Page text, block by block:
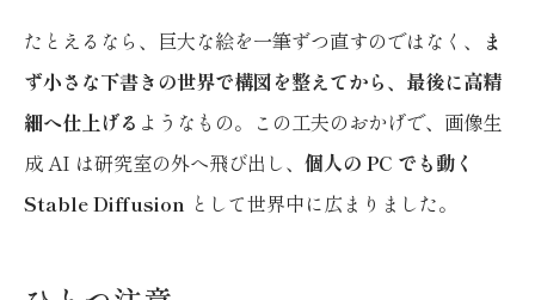
たとえるなら、巨大な絵を一筆ずつ直すのではなく、
ま
ず小さな下書きの世界で構図を整えてから、最後に高精
細へ仕上げる ようなもの。この工夫のおかげで、画像生
成 AI は研究室の外へ飛び出し、 個人の PC でも動く
Stable Diffusion として世界中に広まりました。